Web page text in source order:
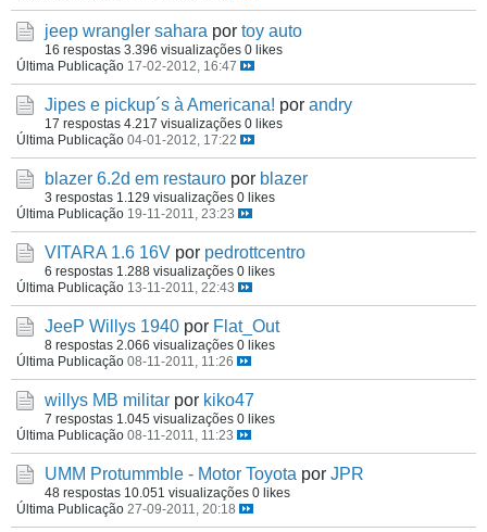
jeep wrangler sahara por toy auto
16 respostas 3.396 visualizações 0 likes
Última Publicação 17-02-2012, 16:47
Jipes e pickup´s à Americana! por andry
17 respostas 4.217 visualizações 0 likes
Última Publicação 04-01-2012, 17:22
blazer 6.2d em restauro por blazer
3 respostas 1.129 visualizações 0 likes
Última Publicação 19-11-2011, 23:23
VITARA 1.6 16V por pedrottcentro
6 respostas 1.288 visualizações 0 likes
Última Publicação 13-11-2011, 22:43
JeeP Willys 1940 por Flat_Out
8 respostas 2.066 visualizações 0 likes
Última Publicação 08-11-2011, 11:26
willys MB militar por kiko47
7 respostas 1.045 visualizações 0 likes
Última Publicação 08-11-2011, 11:23
UMM Protummble - Motor Toyota por JPR
48 respostas 10.051 visualizações 0 likes
Última Publicação 27-09-2011, 20:18